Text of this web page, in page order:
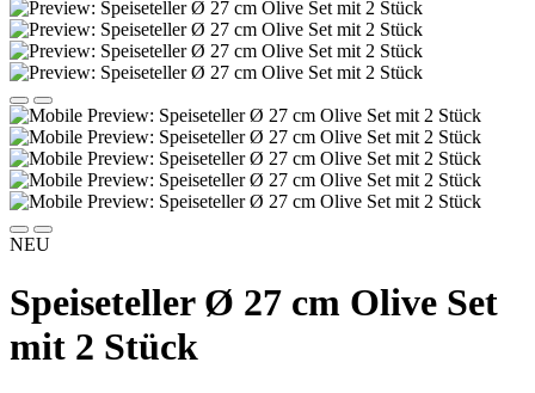
NEU
Speiseteller Ø 27 cm Olive Set
mit 2 Stück